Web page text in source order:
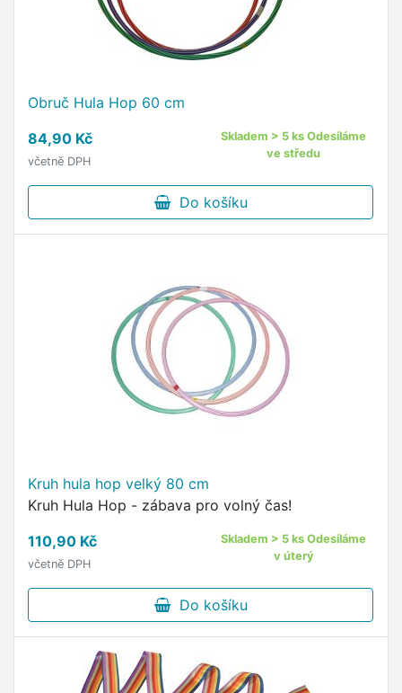
Obruč Hula Hop 60 cm
84,90 Kč
včetně DPH
Skladem > 5 ks Odesíláme
ve středu
Do košíku
Kruh hula hop velký 80 cm
Kruh Hula Hop - zábava pro volný čas!
110,90 Kč
včetně DPH
Skladem > 5 ks Odesíláme
v úterý
Do košíku